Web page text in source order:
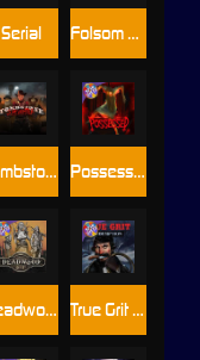
Tombstone Slaughter
Deadwood R.I.P
Folsom Prison
Serial
Possessed
True Grit Redemption